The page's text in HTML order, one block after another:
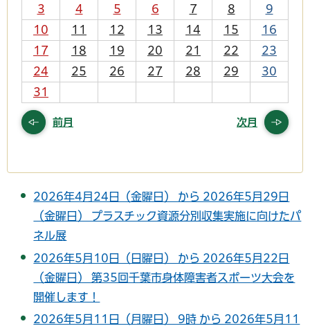
3
4 5 6 7 8
9
10
11 12 13 14 15
16
17
18 19 20 21 22
23
24
25 26 27 28 29
30
31
前月 次月
2026年4月24日（金曜日） から 2026年5月29日
（金曜日） プラスチック資源分別収集実施に向けたパ
ネル展
2026年5月10日（日曜日） から 2026年5月22日
（金曜日） 第35回千葉市身体障害者スポーツ大会を
開催します！
2026年5月11日（月曜日） 9時 から 2026年5月11